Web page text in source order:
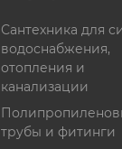
Сантехника для
водоснабжения,
отопления и
канализации
трубы и фитинги